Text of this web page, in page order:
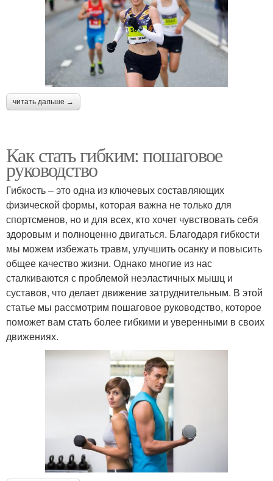
читать дальше →
Как стать гибким: пошаговое
руководство
Гибкость – это одна из ключевых составляющих
физической формы, которая важна не только для
спортсменов, но и для всех, кто хочет чувствовать себя
здоровым и полноценно двигаться. Благодаря гибкости
мы можем избежать травм, улучшить осанку и повысить
общее качество жизни. Однако многие из нас
сталкиваются с проблемой неэластичных мышц и
суставов, что делает движение затруднительным. В этой
статье мы рассмотрим пошаговое руководство, которое
поможет вам стать более гибкими и уверенными в своих
движениях.